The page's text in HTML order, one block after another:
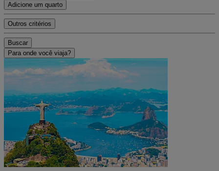
Adicione um quarto
Outros critérios
Buscar
Para onde você viaja?